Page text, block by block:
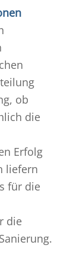
ob
die
Erfolg
liefern
für die
die